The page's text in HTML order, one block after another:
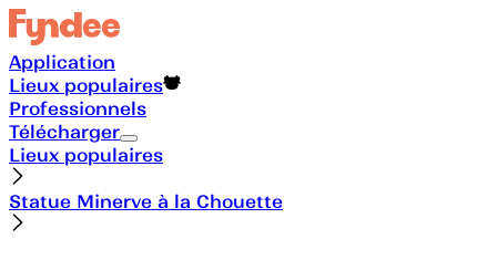
Application
Lieux populaires
Professionnels
Télécharger
Lieux populaires
Statue Minerve à la Chouette